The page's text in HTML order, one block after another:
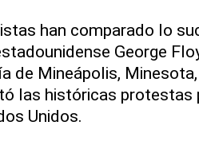
han comparado lo
George
de Mineápolis,
las históricas protestas
Unidos.